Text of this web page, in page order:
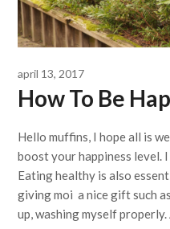
april 13, 2017
How To Be
Hello muffins, I hope all is
boost your happiness level.
Eating healthy is also
giving moi a nice gift such
up, washing myself